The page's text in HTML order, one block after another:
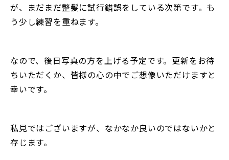
が、まだまだ整髪に試行錯誤をしている次第です。も
う少し練習を重ねます。
なので、後日写真の方を上げる予定です。更新をお待
ちいただくか、皆様の心の中でご想像いただけますと
幸いです。
私見ではございますが、なかなか良いのではないかと
存じます。